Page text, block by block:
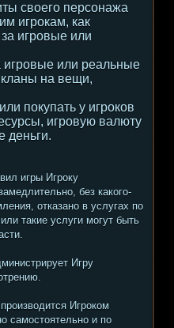
своего персонажа
игрокам, как
игровые или
игровые или реальные
кланы на вещи,
покупать у игроков
игровую валюту
деньги.
игры Игроку
без какого-
отказано в услугах по
такие услуги могут быть
Игру
Игроком
самостоятельно и по